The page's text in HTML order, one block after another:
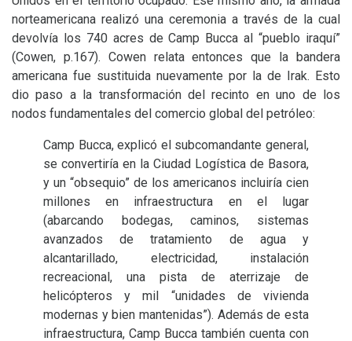
norteamericana realizó una ceremonia a través de la cual
devolvía los 740 acres de Camp Bucca al “pueblo iraquí”
(Cowen, p.167). Cowen relata entonces que la bandera
americana fue sustituida nuevamente por la de Irak. Esto
dio paso a la transformación del recinto en uno de los
nodos fundamentales del comercio global del petróleo:
Camp Bucca, explicó el subcomandante general,
se convertiría en la Ciudad Logística de Basora,
y un “obsequio” de los americanos incluiría cien
millones en infraestructura en el lugar
(abarcando bodegas, caminos, sistemas
avanzados de tratamiento de agua y
alcantarillado, electricidad, instalación
recreacional, una pista de aterrizaje de
helicópteros y mil “unidades de vivienda
modernas y bien mantenidas”). Además de esta
infraestructura, Camp Bucca también cuenta con